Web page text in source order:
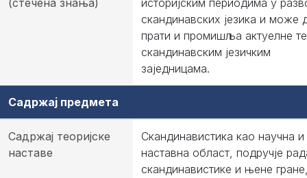
(стечена знања)
историјским периодима у
скандинавских језика и може
прати и промишља актуелне
скандинавским језичким
заједницама.
Садржај предмета
Садржај теоријске
наставе
Скандинавистика као научна и
наставна област, подручје
скандинавистике и њене